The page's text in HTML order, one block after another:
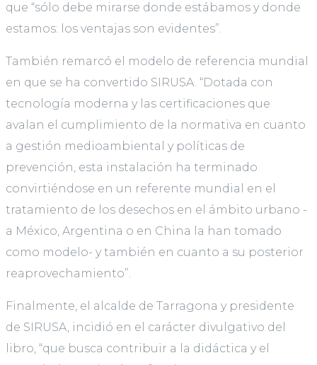
que “sólo debe mirarse donde estábamos y donde
estamos: los ventajas son evidentes”.
También remarcó el modelo de referencia mundial
en que se ha convertido SIRUSA. “Dotada con
tecnología moderna y las certificaciones que
avalan el cumplimiento de la normativa en cuanto
a gestión medioambiental y políticas de
prevención, esta instalación ha terminado
convirtiéndose en un referente mundial en el
tratamiento de los desechos en el ámbito urbano -
a México, Argentina o en China la han tomado
como modelo- y también en cuanto a su posterior
reaprovechamiento”.
Finalmente, el alcalde de Tarragona y presidente
de SIRUSA, incidió en el carácter divulgativo del
libro, “que busca contribuir a la didáctica y el